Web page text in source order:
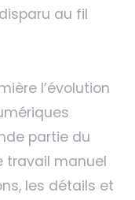
au fil
l’évolution
partie du
travail manuel
les détails et